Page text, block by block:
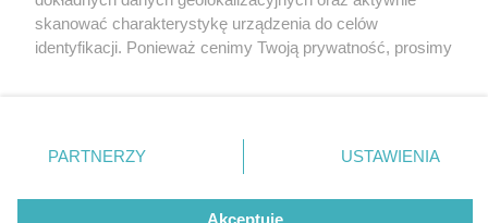
Piekary Śląskie
Chorzów
Tarnowskie Góry
Gliwice
Kontakt
Wydawca
Redakcja
skanować charakterystykę urządzenia do celów
identyfikacji. Ponieważ cenimy Twoją prywatność, prosimy
prywatności znajdujący się w lewym dolnym rogu strony
. Niektóre rodzaje przetwarzania danych nie wymagają
zgody użytkownika, ale masz prawo sprzeciwić się
takiemu przetwarzaniu. Preferencje będą miały
PARTNERZY USTAWIENIA
Akceptuję